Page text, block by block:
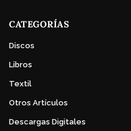
CATEGORÍAS
Discos
Libros
Textil
Otros Artículos
Descargas Digitales